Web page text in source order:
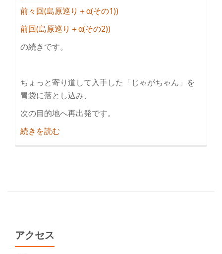
前々回(島原巡り＋α(その1))
前回(島原巡り＋α(その2))
の続きです。
ちょっと寄り道して入手した「じゃがちゃん」を
胃袋に落とし込み、
次の目的地へ再出発です。
続きを読む
り
アクセス